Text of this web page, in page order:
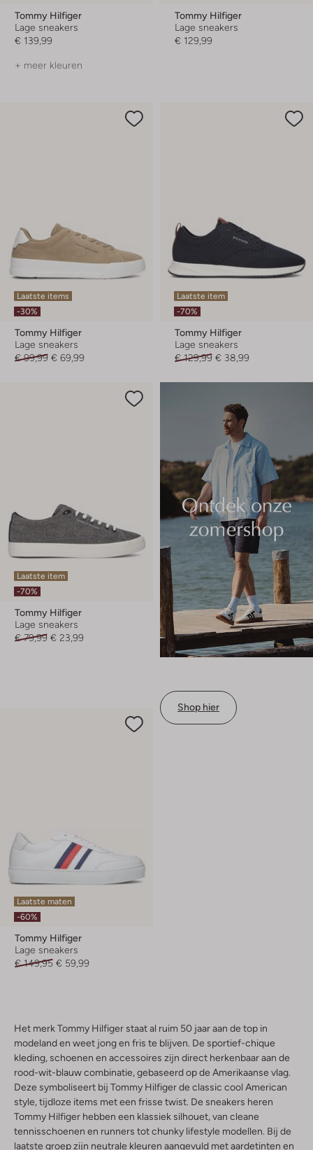
Tommy Hilfiger
Lage sneakers
€ 139,99
+ meer kleuren
Tommy Hilfiger
Lage sneakers
€ 129,99
Laatste items
-30%
Tommy Hilfiger
Lage sneakers
€ 99,99 € 69,99
Laatste item
-70%
Tommy Hilfiger
Lage sneakers
€ 129,99 € 38,99
Laatste item
-70%
Tommy Hilfiger
Lage sneakers
€ 79,99 € 23,99
Shop hier
Laatste maten
-60%
Tommy Hilfiger
Lage sneakers
€ 149,95 € 59,99
Het merk Tommy Hilfiger staat al ruim 50 jaar aan de top in
modeland en weet jong en fris te blijven. De sportief-chique
kleding, schoenen en accessoires zijn direct herkenbaar aan de
rood-wit-blauw combinatie, gebaseerd op de Amerikaanse vlag.
Deze symboliseert bij Tommy Hilfiger de classic cool American
style, tijdloze items met een frisse twist. De sneakers heren
Tommy Hilfiger hebben een klassiek silhouet, van cleane
tennisschoenen en runners tot chunky lifestyle modellen. Bij de
laatste groep zijn neutrale kleuren aangevuld met aardetinten en